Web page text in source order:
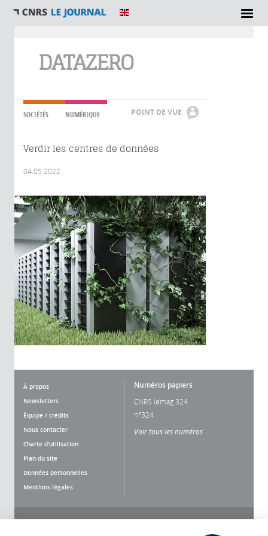
DATAZERO
SOCIÉTÉS NUMÉRIQUE POINT DE VUE
Verdir les centres de données
04.05.2022
À propos
Newsletters
Équipe / crédits
Nous contacter
Charte d'utilisation
Plan du site
Données personnelles
Mentions légales
Numéros papiers
CNRS lemag 324
n°324
Voir tous les numéros